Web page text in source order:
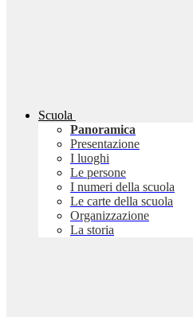
Scuola
Panoramica
Presentazione
I luoghi
Le persone
I numeri della scuola
Le carte della scuola
Organizzazione
La storia